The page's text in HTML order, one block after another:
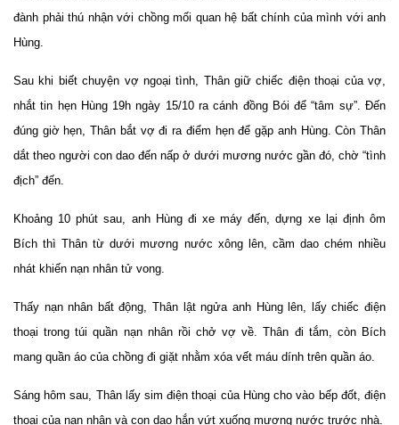
đành phải thú nhận với chồng mối quan hệ bất chính của mình với anh
Hùng.
Sau khi biết chuyện vợ ngoại tình, Thân giữ chiếc điện thoại của vợ,
nhắt tin hẹn Hùng 19h ngày 15/10 ra cánh đồng Bói để “tâm sự”. Đến
đúng giờ hẹn, Thân bắt vợ đi ra điểm hẹn để gặp anh Hùng. Còn Thân
dắt theo người con dao đến nấp ở dưới mương nước gần đó, chờ “tình
địch” đến.
Khoảng 10 phút sau, anh Hùng đi xe máy đến, dựng xe lại định ôm
Bích thì Thân từ dưới mương nước xông lên, cầm dao chém nhiều
nhát khiến nạn nhân tử vong.
Thấy nạn nhân bất động, Thân lật ngửa anh Hùng lên, lấy chiếc điện
thoại trong túi quần nạn nhân rồi chở vợ về. Thân đi tắm, còn Bích
mang quần áo của chồng đi giặt nhằm xóa vết máu dính trên quần áo.
Sáng hôm sau, Thân lấy sim điện thoại của Hùng cho vào bếp đốt, điện
thoại của nạn nhân và con dao hắn vứt xuống mương nước trước nhà.